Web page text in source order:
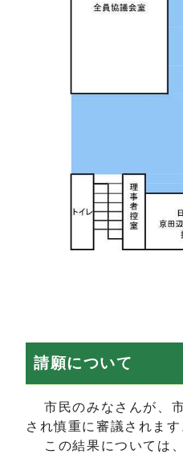
請願について
市民のみなさんが、市
され慎重に審議されます
この結果については、